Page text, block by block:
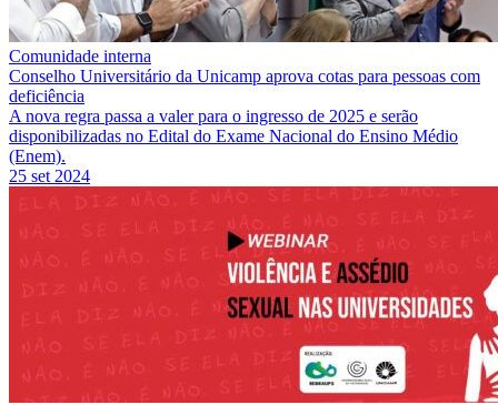
Comunidade interna
Conselho Universitário da Unicamp aprova cotas para pessoas com
deficiência
A nova regra passa a valer para o ingresso de 2025 e serão
disponibilizadas no Edital do Exame Nacional do Ensino Médio
(Enem).
25 set 2024